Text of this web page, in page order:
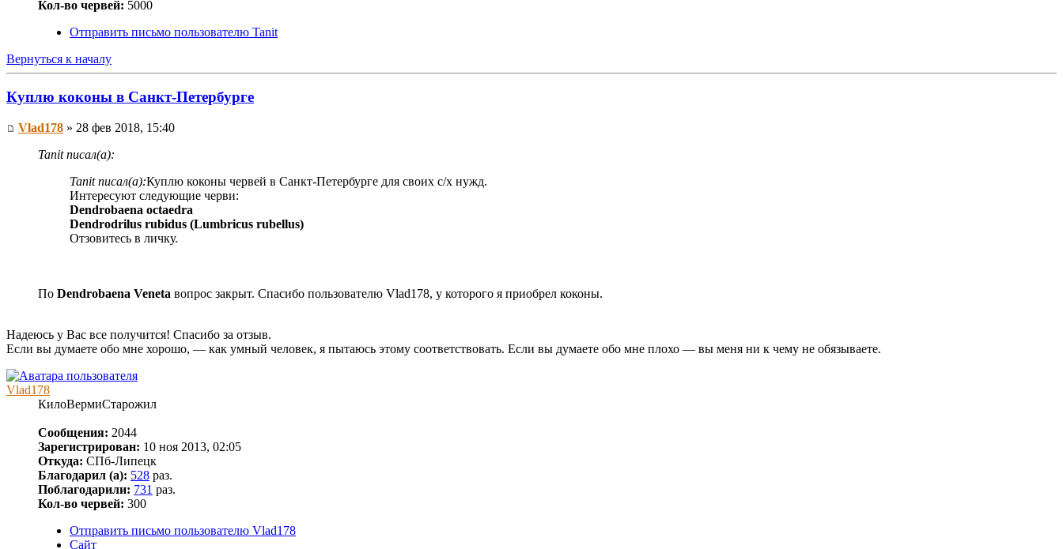
Кол-во червей: 5000
Отправить письмо пользователю Tanit
Вернуться к началу
Куплю коконы в Санкт-Петербурге
Vlad178 » 28 фев 2018, 15:40
Tanit писал(а):
Tanit писал(а):Куплю коконы червей в Санкт-Петербурге для своих с/х нужд.
Интересуют следующие черви:
Dendrobaena octaedra
Dendrodrilus rubidus (Lumbricus rubellus)
Отзовитесь в личку.
По Dendrobaena Veneta вопрос закрыт. Спасибо пользователю Vlad178, у которого я приобрел коконы.
Надеюсь у Вас все получится! Спасибо за отзыв.
Если вы думаете обо мне хорошо, — как умный человек, я пытаюсь этому соответствовать. Если вы думаете обо мне плохо — вы меня ни к чему не обязываете.
Vlad178
КилоВермиСтарожил
Сообщения: 2044
Зарегистрирован: 10 ноя 2013, 02:05
Откуда: СПб-Липецк
Благодарил (а): 528 раз.
Поблагодарили: 731 раз.
Кол-во червей: 300
Отправить письмо пользователю Vlad178
Сайт